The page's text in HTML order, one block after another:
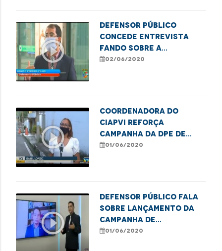
play_circle_outline
Defensor público
concede entrevista
fando sobre a
Campanha de Combate a
02/06/2020
play_circle_outline
Coordenadora do
Ciapvi reforça
campanha da DPE de
conscientização da
01/06/2020
play_circle_outline
Defensor público fala
sobre lançamento da
campanha de
conscientização da
01/06/2020